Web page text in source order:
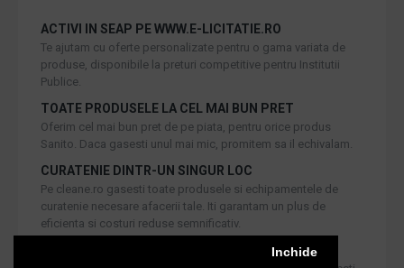
Inchide
ACTIVI IN SEAP PE WWW.E-LICITATIE.RO
Te ajutam cu oferte personalizate pentru o gama variata de
produse, disponibile la preturi competitive pentru Institutii
Publice.
TOATE PRODUSELE LA CEL MAI BUN PRET
Oferim cel mai bun pret de pe piata, pentru orice produs
Sanito. Daca gasesti unul mai mic, promitem sa il echivalam.
CURATENIE DINTR-UN SINGUR LOC
Pe cleane.ro gasesti toate produsele si echipamentele de
curatenie necesare afacerii tale. Iti garantam un plus de
eficienta si costuri reduse semnificativ.